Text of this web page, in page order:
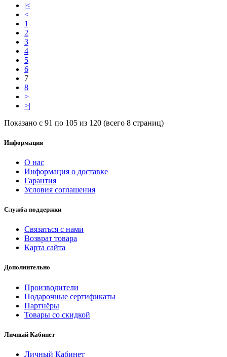
|<
<
1
2
3
4
5
6
7
8
>
>|
Показано с 91 по 105 из 120 (всего 8 страниц)
Информация
О нас
Информация о доставке
Гарантия
Условия соглашения
Служба поддержки
Связаться с нами
Возврат товара
Карта сайта
Дополнительно
Производители
Подарочные сертификаты
Партнёры
Товары со скидкой
Личный Кабинет
Личный Кабинет